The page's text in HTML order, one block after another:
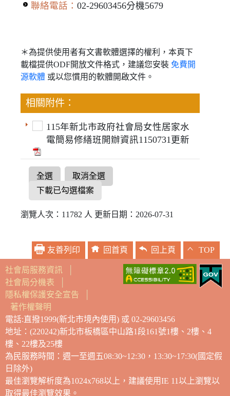
聯絡電話： 02-29603456分機5679
＊為提供使用者有文書軟體選擇的權利，本頁下
載檔提供ODF開放文件格式，建議您安裝 免費開
源軟體 或以您慣用的軟體開啟文件。
相關附件：
115年新北市政府社會局女性居家水
電簡易修繕班開辦資訊1150731更新
全選
取消全選
下載已勾選檔案
瀏覽人次：11782 人 更新日期：2026-07-31
友善列印 回首頁 回上頁 TOP
社會局服務資訊
社會局分機表
隱私權保護安全宣告
著作權聲明
電話:直撥1999(新北市境內使用) 或 02-29603456
地址：(220242)新北市板橋區中山路1段161號1樓、2樓、4
樓、22樓及25樓
為民服務時間：週一至週五08:30~12:30，13:30~17:30(國定假
日除外)
最佳瀏覽解析度為1024x768以上，建議使用IE 11以上瀏覽以
取得最佳瀏覽效果。